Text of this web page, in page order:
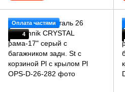
Оплата частями
4